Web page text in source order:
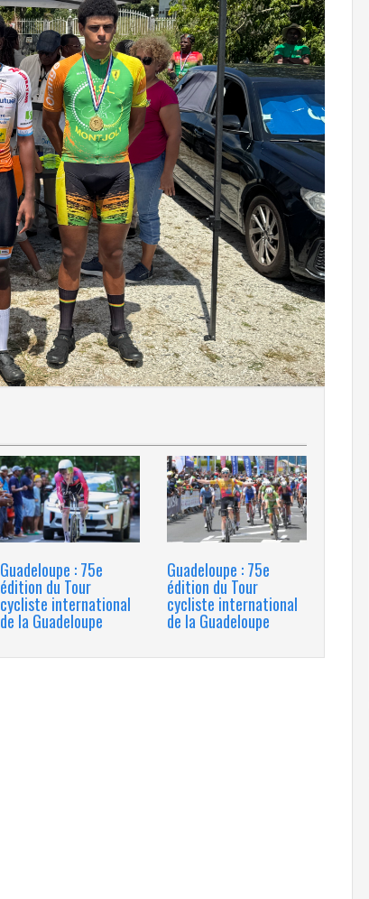
Guadeloupe : 75e
édition du Tour
cycliste international
de la Guadeloupe
Guadeloupe : 75e
édition du Tour
cycliste international
de la Guadeloupe